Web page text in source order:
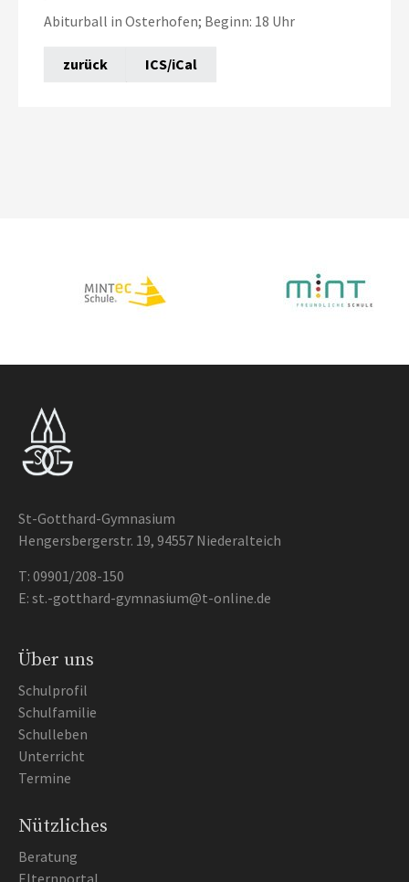
Abiturball in Osterhofen; Beginn: 18 Uhr
zurück ICS/iCal
St-Gotthard-Gymnasium
Hengersbergerstr. 19, 94557 Niederalteich
T: 09901/208-150
E: st.-gotthard-gymnasium@t-online.de
Über uns
Schulprofil
Schulfamilie
Schulleben
Unterricht
Termine
Nützliches
Beratung
Elternportal